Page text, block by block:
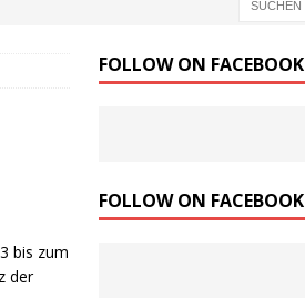
bis zum
der
FOLLOW ON FACEBOOK
FOLLOW ON FACEBOOK